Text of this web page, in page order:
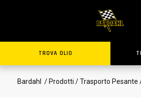
TROVA OLIO
Bardahl / Prodotti / Trasporto Pesante